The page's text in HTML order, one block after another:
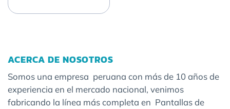
ACERCA DE NOSOTROS
Somos una empresa peruana con más de 10 años de
experiencia en el mercado nacional, venimos
fabricando la línea más completa en Pantallas de